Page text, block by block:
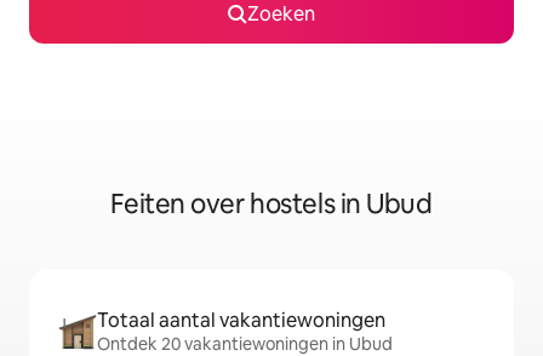
Zoeken
Feiten over hostels in Ubud
Totaal aantal vakantiewoningen
Ontdek 20 vakantiewoningen in Ubud